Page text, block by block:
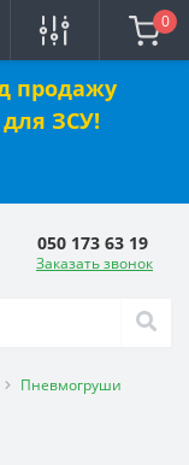
продажу
ЗСУ!
0
050 173 63 19
Заказать звонок
Пневмогруши